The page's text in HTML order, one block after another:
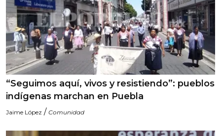
“Seguimos aquí, vivos y resistiendo”: pueblos
indígenas marchan en Puebla
Jaime López / Comunidad